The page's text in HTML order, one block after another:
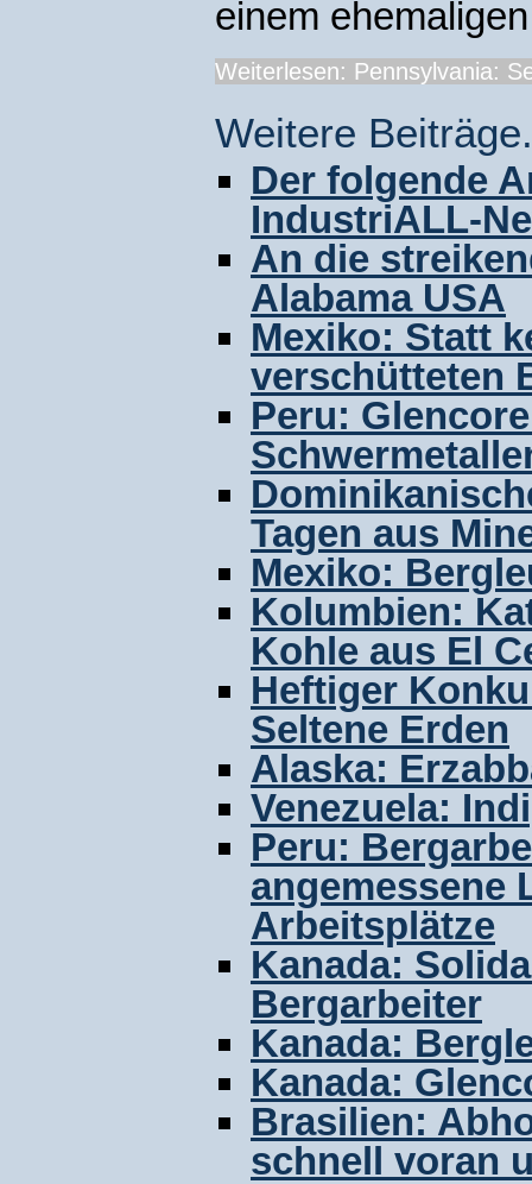
einem
Weiterlesen: Pennsylvania:
Weitere
Der folgende
IndustriALL-
An die
Alabama USA
Mexiko: Statt
verschütteten
Peru:
Tagen aus
Mexiko:
Kolumbien:
Kohle aus El
Heftiger
Seltene Erden
Alaska:
Venezuela:
Peru:
angemessene
Arbeitsplätze
Kanada:
Bergarbeiter
Kanada:
Kanada:
Brasilien:
schnell voran